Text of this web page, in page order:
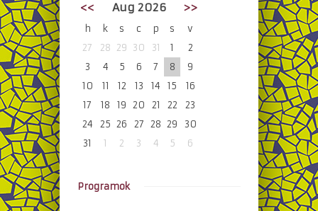
<< Aug 2026 >>
h k s c p s
v
27
28 29 30 31 1
2
3
4 5 6 7 8
9
10
11 12 13 14 15
16
17
18 19 20 21 22
23
24
25 26 27 28 29
30
31
1 2 3 4 5 6
Programok